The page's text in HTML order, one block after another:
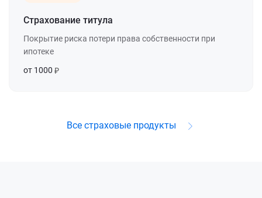
Страхование титула
Покрытие риска потери права собственности при
ипотеке
от 1000
Все страховые продукты